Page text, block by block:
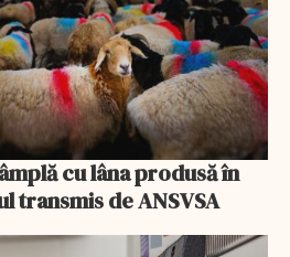
transmis de ANSVSA